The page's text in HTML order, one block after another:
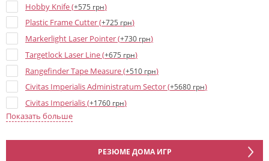
Hobby Knife (+575 грн)
Plastic Frame Cutter (+725 грн)
Markerlight Laser Pointer (+730 грн)
Targetlock Laser Line (+675 грн)
Rangefinder Tape Measure (+510 грн)
Civitas Imperialis Administratum Sector (+5680 грн)
Civitas Imperialis (+1760 грн)
Civitas Imperialis Spires (
The Devastation of Tallarn (Army cards) (+920 грн
Показать больше
РЕЗЮМЕ ДОМА ИГР